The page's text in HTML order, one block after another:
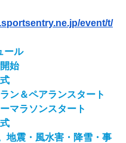
event/t/
ール
始
ン＆ペアランスタート
マラソンスタート
地震・風水害・降雪・事